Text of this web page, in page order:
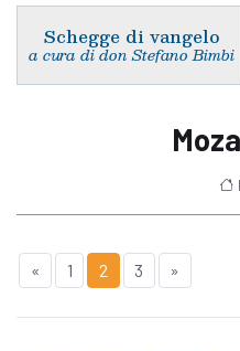
Schegge di vangelo
a cura di don Stefano Bimbi
« 1 2 3 »